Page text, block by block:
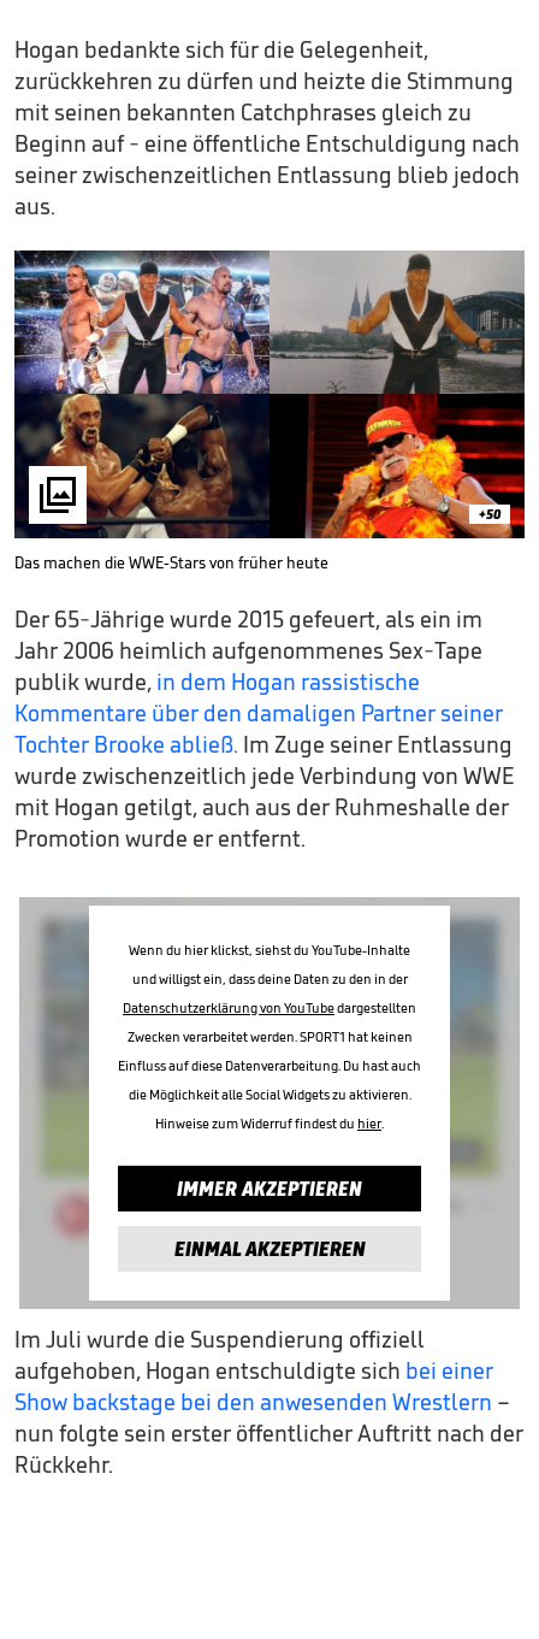
Hogan bedankte sich für die Gelegenheit,
zurückkehren zu dürfen und heizte die Stimmung
mit seinen bekannten Catchphrases gleich zu
Beginn auf - eine öffentliche Entschuldigung nach
seiner zwischenzeitlichen Entlassung blieb jedoch
aus.
 +50
Das machen die WWE-Stars von früher heute
Der 65-Jährige wurde 2015 gefeuert, als ein im
Jahr 2006 heimlich aufgenommenes Sex-Tape
publik wurde, in dem Hogan rassistische
Kommentare über den damaligen Partner seiner
Tochter Brooke abließ. Im Zuge seiner Entlassung
wurde zwischenzeitlich jede Verbindung von WWE
mit Hogan getilgt, auch aus der Ruhmeshalle der
Promotion wurde er entfernt.
Wenn du hier klickst, siehst du YouTube-Inhalte
und willigst ein, dass deine Daten zu den in der
Datenschutzerklärung von YouTubedargestellten
Zwecken verarbeitet werden. SPORT1 hat keinen
Einfluss auf diese Datenverarbeitung. Du hast auch
die Möglichkeit alle Social Widgets zu aktivieren.
Hinweise zum Widerruf findest du hier.
IMMER AKZEPTIEREN
EINMAL AKZEPTIEREN
Im Juli wurde die Suspendierung offiziell
aufgehoben, Hogan entschuldigte sich bei einer
Show backstage bei den anwesenden Wrestlern –
nun folgte sein erster öffentlicher Auftritt nach der
Rückkehr.